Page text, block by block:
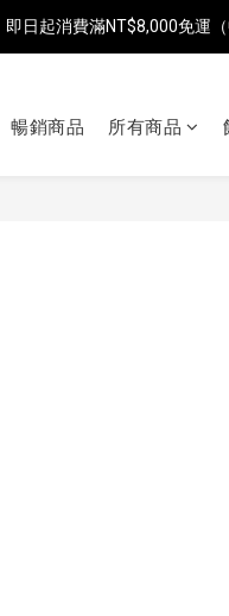
即日起消費滿NT$8,000免運
即日起消費滿NT$8,000免運
即日起消費滿NT$8,000免運
暢銷商品 所有商品